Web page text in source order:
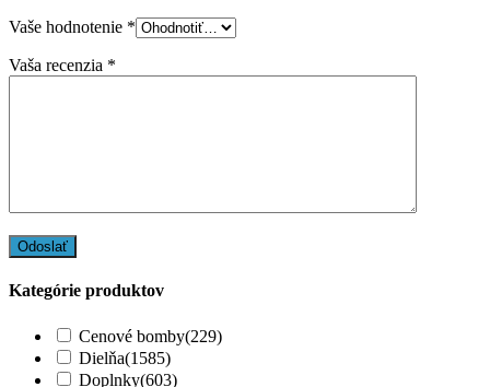
Vaše hodnotenie *
Vaša recenzia *
Kategórie produktov
Cenové bomby(229)
Dielňa(1585)
Doplnky(603)